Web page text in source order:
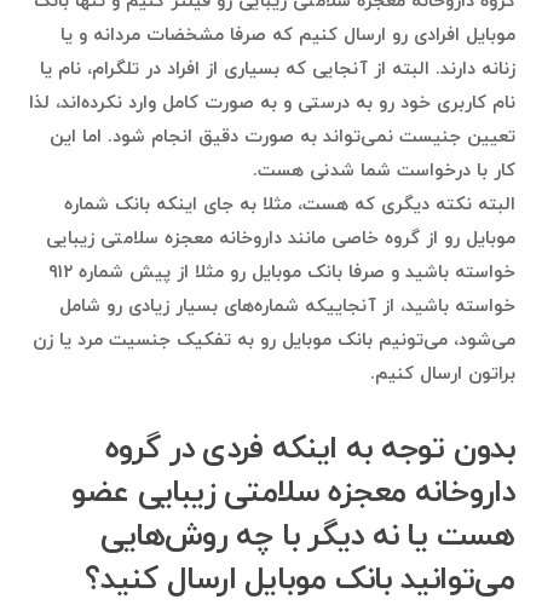
موبایل افرادی رو ارسال کنیم که صرفا مشخضات مردانه و یا
زنانه دارند. البته از آنجایی که بسیاری از افراد در تلگرام، نام یا
نام کاربری خود رو به درستی و به صورت کامل وارد نکرده‌اند، لذا
تعیین جنیست نمی‌تواند به صورت دقیق انجام شود. اما این
کار با درخواست شما شدنی هست.
البته نکته دیگری که هست، مثلا به جای اینکه بانک شماره
موبایل رو از گروه خاصی مانند داروخانه معجزه سلامتی زیبایی
خواسته باشید و صرفا بانک موبایل رو مثلا از پیش شماره ۹۱۲
خواسته باشید، از آنجاییکه شماره‌های بسیار زیادی رو شامل
می‌شود، می‌تونیم بانک موبایل‌ رو به تفکیک جنسیت مرد یا زن
براتون ارسال کنیم.
بدون توجه به اینکه فردی در گروه
داروخانه معجزه سلامتی زیبایی عضو
هست یا نه دیگر با چه روش‌هایی
می‌توانید بانک موبایل ارسال کنید؟